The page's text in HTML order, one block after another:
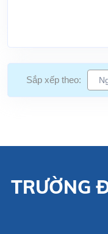
Sắp xếp theo:
TRƯỜNG